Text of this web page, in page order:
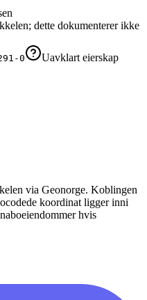
dette dokumenterer ikke
0
Uavklart eierskap
via Geonorge. Koblingen
koordinat ligger inni
hvis